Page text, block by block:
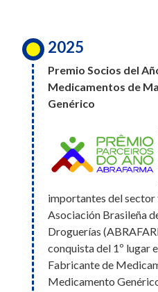
entre todos, donde el
el compromiso de
diferencia día a día
2026
ranking, lo que
personas y nuestra
Eurofarma fue
Año por la Asociación
Droguerías
obteniendo los
Medicamentos de
Medicamento
victorias, la
nominaciones: Mejor
de Marca, Mejor
Genéricos y Mejor
Genérico.
2025
Premio Socios del
Medicamentos de
Genérico
importantes del
Asociación Brasileña
Droguerías
conquista del 1º lugar
Fabricante de
Medicamento